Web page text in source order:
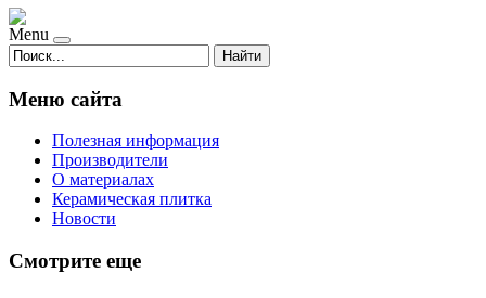
Menu
Найти
Меню сайта
Полезная информация
Производители
О материалах
Керамическая плитка
Новости
Смотрите еще